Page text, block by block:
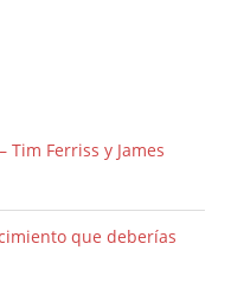
Tim Ferriss y James
que deberías